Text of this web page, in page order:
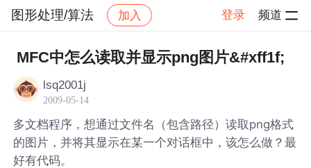
图形处理/算法 加入 登录 频道
社区 图形处理/算法 帖子详情
MFC中怎么读取并显示png图片&#xff1f;
lsq2001j
2009-05-14
多文档程序，想通过文件名（包含路径）读取png格式
的图片，并将其显示在某一个对话框中，该怎么做？最
好有代码。